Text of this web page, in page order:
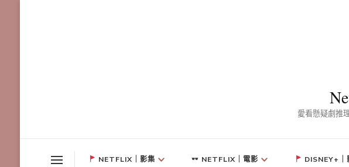
愛看懸疑劇推
NETFLIX｜影集 NETFLIX｜電影 DISNEY+｜